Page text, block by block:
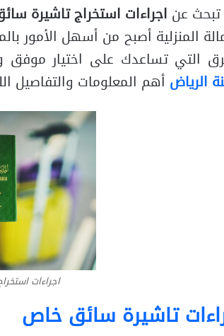
عن اجراءات استخراج تاشيرة
المنزلية أصبح من أسهل الأمور
التي تساعدك على اختيار
الرياض أهم المعلومات والتفاصيل
اجراءات
تاشيرة سائق خاص